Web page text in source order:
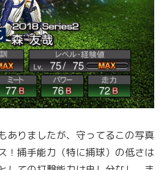
ありましたが、守ってるこの写真
！捕手能力（特に捕球）の低さは